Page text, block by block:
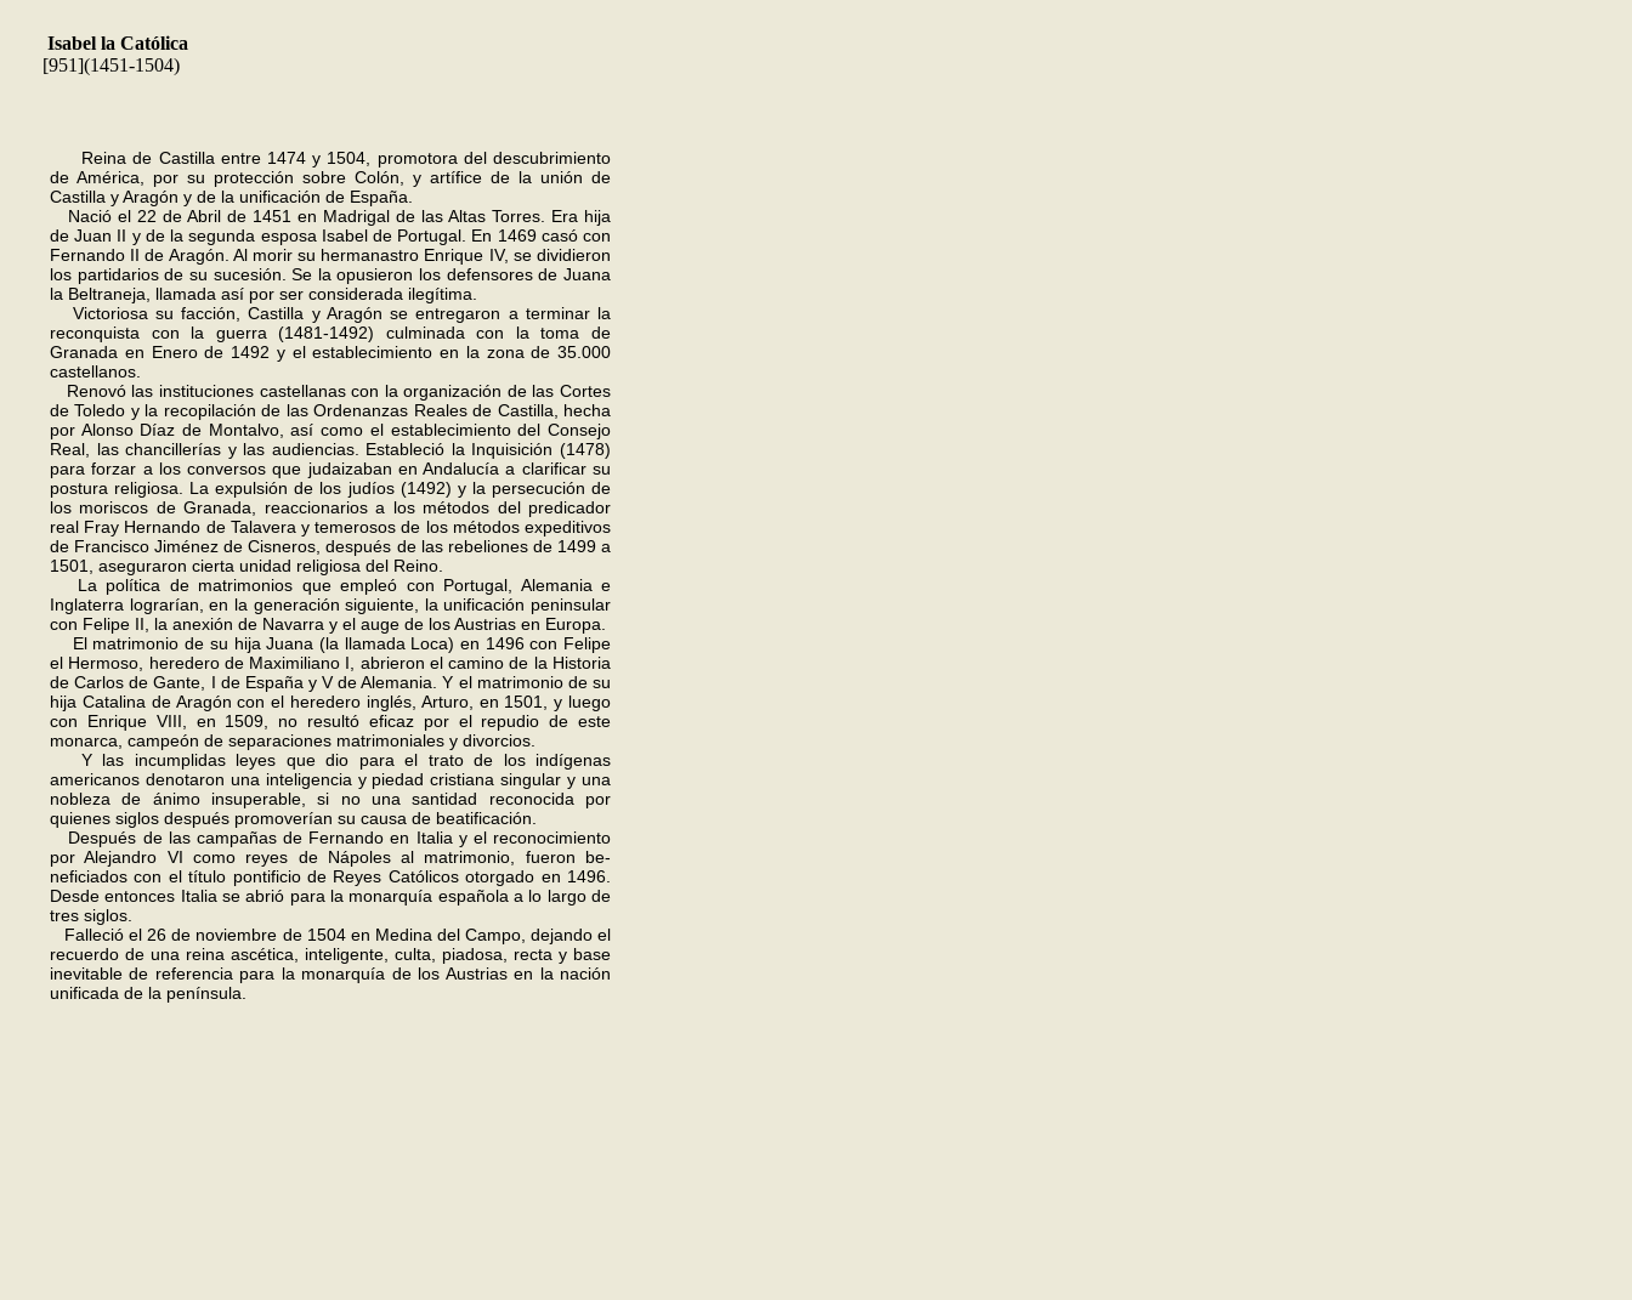
Isabel la Católica
[951](1451-1504)
Reina de Castilla entre 1474 y 1504, promotora del descubrimiento
de Améri­ca, por su protección sobre Colón, y artífice de la unión de
Castilla y Aragón y de la unificación de España.
Nació el 22 de Abril de 1451 en Madrigal de las Altas Torres. Era hija
de Juan II y de la segunda esposa Isabel de Portugal. En 1469 casó con
Fernando II de Aragón. Al morir su hermanastro Enrique IV, se dividieron
los partidarios de su sucesión. Se la opusieron los defensores de Juana
la Beltraneja, llamada así por ser considerada ilegítima.
Victoriosa su facción, Castilla y Aragón se entregaron a terminar la
reconquista con la guerra (1481-1492) culminada con la toma de
Granada en Enero de 1492 y el establecimiento en la zona de 35.000
castellanos.
Renovó las instituciones castellanas con la organización de las Cortes
de Toledo y la recopilación de las Ordenanzas Reales de Castilla, hecha
por Alonso Díaz de Montalvo, así como el establecimiento del Consejo
Real, las chancille­rías y las audiencias. Estableció la Inqui­sición (1478)
para forzar a los con­versos que judaizaban en Andalucía a clarificar su
postura religiosa. La expulsión de los judíos (1492) y la persecución de
los moriscos de Granada, reaccionarios a los métodos del predicador
real Fray Hernando de Talavera y temerosos de los métodos expeditivos
de Francisco Jiménez de Cisneros, después de las rebeliones de 1499 a
1501, aseguraron cierta unidad religiosa del Reino.
La política de matrimonios que empleó con Portugal, Alemania e
Inglaterra lograrían, en la generación siguiente, la unificación peninsular
con Felipe II, la anexión de Navarra y el auge de los Austrias en Europa.
El matrimonio de su hija Juana (la llamada Loca) en 1496 con Felipe
el Hermoso, heredero de Maximiliano I, abrieron el camino de la Historia
de Carlos de Gante, I de España y V de Alemania. Y el matrimonio de su
hija Catalina de Aragón con el heredero inglés, Arturo, en 1501, y luego
con Enrique VIII, en 1509, no resultó eficaz por el repudio de este
monar­ca, campeón de separaciones ma­trimoniales y divorcios.
Y las incumplidas leyes que dio para el trato de los indígenas
americanos denotaron una inteli­gencia y piedad cristiana singular y una
nobleza de ánimo insuperable, si no una santidad reconocida por
quienes siglos después promoverían su causa de beatificación.
Después de las campañas de Fernando en Italia y el reconocimiento
por Ale­jandro VI como reyes de Nápoles al matrimonio, fueron be­
neficiados con el título pontificio de Reyes Católicos otorgado en 1496.
Desde entonces Italia se abrió para la monarquía española a lo largo de
tres siglos.
Falleció el 26 de noviembre de 1504 en Medina del Campo, de­jando el
recuerdo de una reina ascética, inteligente, culta, piadosa, recta y base
inevitable de referencia para la monarquía de los Austrias en la nación
unificada de la península.